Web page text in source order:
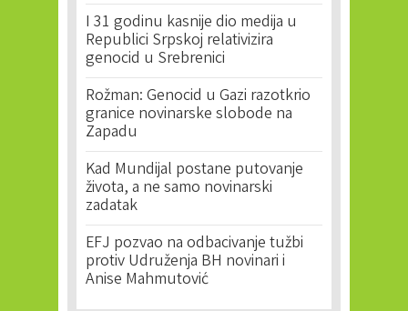
I 31 godinu kasnije dio medija u
Republici Srpskoj relativizira
genocid u Srebrenici
Rožman: Genocid u Gazi razotkrio
granice novinarske slobode na
Zapadu
Kad Mundijal postane putovanje
života, a ne samo novinarski
zadatak
EFJ pozvao na odbacivanje tužbi
protiv Udruženja BH novinari i
Anise Mahmutović